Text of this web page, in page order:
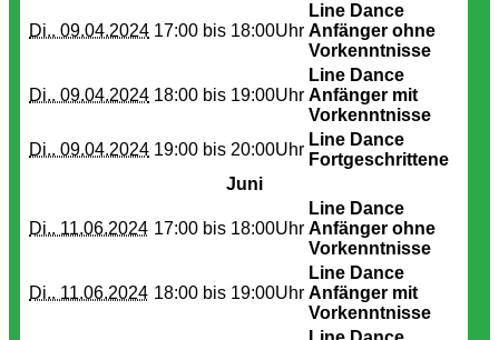
Di.. 09.04.2024 17:00 bis 18:00Uhr
Line Dance
Anfänger ohne
Vorkenntnisse
Di.. 09.04.2024 18:00 bis 19:00Uhr
Line Dance
Anfänger mit
Vorkenntnisse
Di.. 09.04.2024 19:00 bis 20:00Uhr
Line Dance
Fortgeschrittene
Juni
Di.. 11.06.2024 17:00 bis 18:00Uhr
Line Dance
Anfänger ohne
Vorkenntnisse
Di.. 11.06.2024 18:00 bis 19:00Uhr
Line Dance
Anfänger mit
Vorkenntnisse